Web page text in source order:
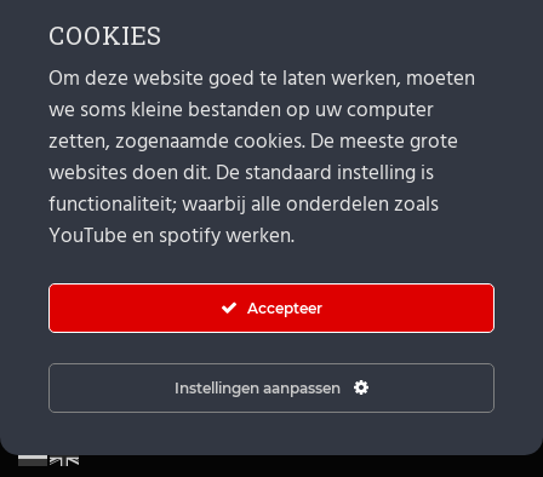
poppodium 40 jaar.
MAIL
Algemeen: info@baroeg.nl
Bands & boeking: leon@baroeg.nl
Promotie & publiciteit: francis@baroeg.nl
COOKIES
Om deze website goed te laten werken, moeten
we soms kleine bestanden op uw computer
zetten, zogenaamde cookies. De meeste grote
websites doen dit. De standaard instelling is
functionaliteit; waarbij alle onderdelen zoals
YouTube en spotify werken.
Accepteer
Instellingen aanpassen